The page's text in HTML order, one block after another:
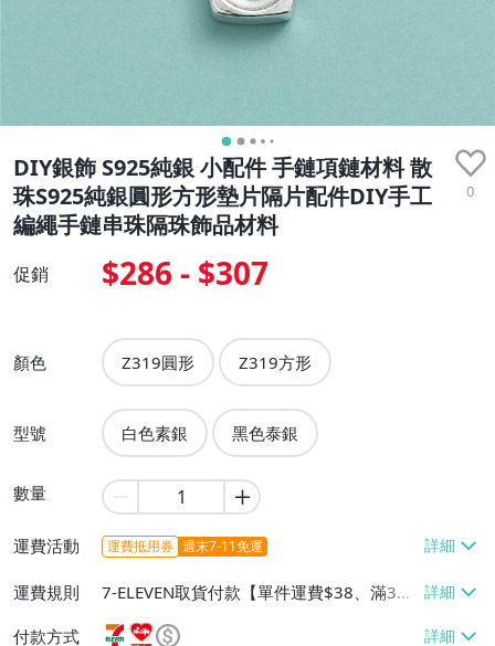
DIY銀飾 S925純銀 小配件 手鏈項鏈材料 散
珠S925純銀圓形方形墊片隔片配件DIY手工
編繩手鏈串珠隔珠飾品材料
0
促銷 $286 - $307
顏色 Z319圓形 Z319方形
型號 白色素銀 黑色泰銀
數量
運費活動 運費抵用券 週末7-11免運
運費規則
7-ELEVEN取貨付款【單件運費$38、滿3件
或消費滿$1000免運費】、萊爾富取貨付款
付款方式